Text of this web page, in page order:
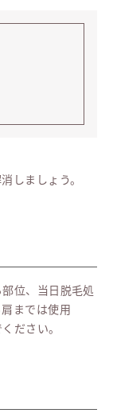
しましょう。
位、当日脱毛処
までは使用
ださい。